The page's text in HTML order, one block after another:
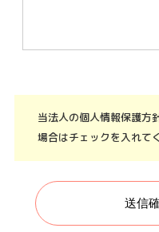
当法人の個人情報保護方
場合はチェックを入れて